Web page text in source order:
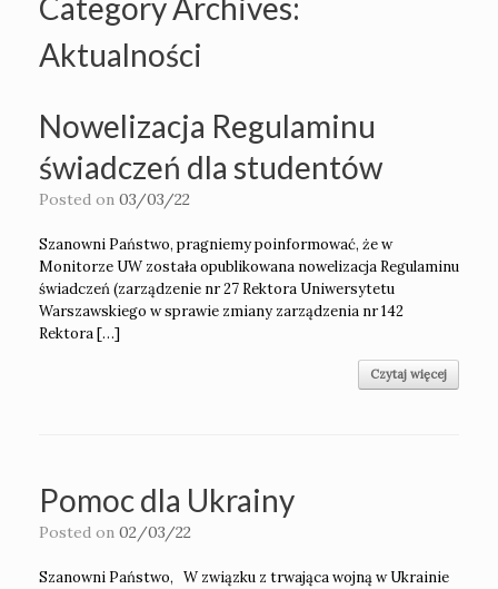
Category Archives:
Aktualności
Nowelizacja Regulaminu
świadczeń dla studentów
Posted on 03/03/22
Szanowni Państwo, pragniemy poinformować, że w
Monitorze UW została opublikowana nowelizacja Regulaminu
świadczeń (zarządzenie nr 27 Rektora Uniwersytetu
Warszawskiego w sprawie zmiany zarządzenia nr 142
Rektora […]
Czytaj więcej
Pomoc dla Ukrainy
Posted on 02/03/22
Szanowni Państwo, W związku z trwająca wojną w Ukrainie